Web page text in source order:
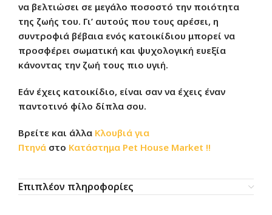
να βελτιώσει σε μεγάλο ποσοστό την ποιότητα
της ζωής του. Γι’ αυτούς που τους αρέσει, η
συντροφιά βέβαια ενός κατοικίδιου μπορεί να
προσφέρει σωματική και ψυχολογική ευεξία
κάνοντας την ζωή τους πιο υγιή.
Εάν έχεις κατοικίδιο, είναι σαν να έχεις έναν
παντοτινό φίλο δίπλα σου.
Βρείτε και άλλα Κλουβιά για
Πτηνά στο Κατάστημα Pet House Market !!
Επιπλέον πληροφορίες